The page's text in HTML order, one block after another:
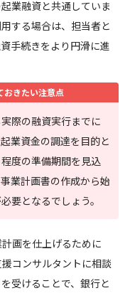
業融資と共通していま
する場合は、担当者と
手続きをより円滑に進
おきたい注意点
際の融資実行までに
業資金の調達を目的と
度の準備期間を見込
業計画書の作成から始
要となるでしょう。
画を仕上げるために
コンサルタントに相談
受けることで、銀行と